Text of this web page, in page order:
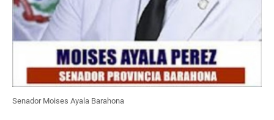
Senador Moises Ayala Barahona